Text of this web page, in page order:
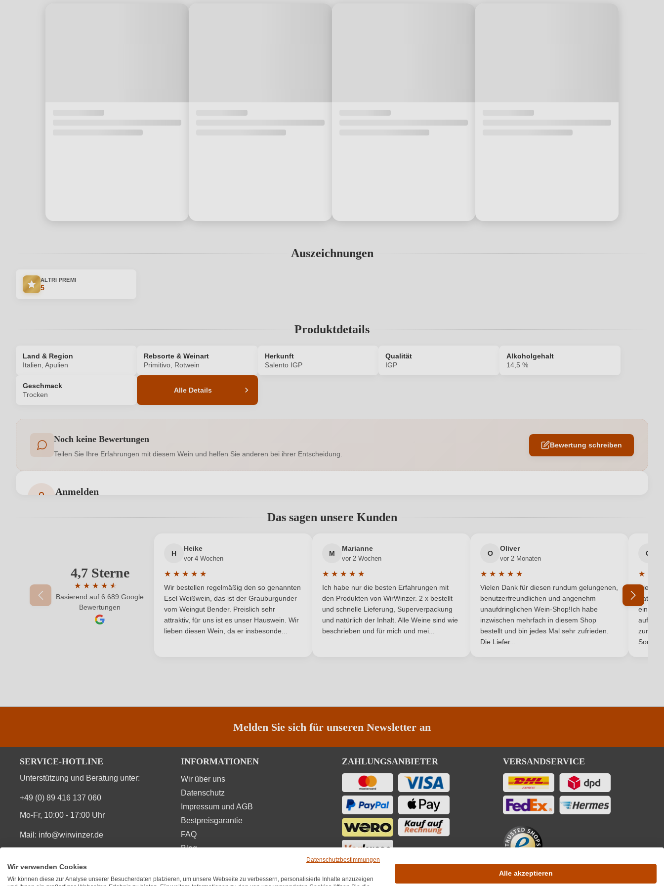
Auszeichnungen
ALTRI PREMI
5
Produktdetails
Land & Region
Italien, Apulien
Rebsorte & Weinart
Primitivo, Rotwein
Herkunft
Salento IGP
Qualität
IGP
Alkoholgehalt
14,5 %
Geschmack
Trocken
Alle Details
Allergene Großes Eichenfass
Geographische Angabe Trocken
Rebsorte Primitivo
Traubenfarbe Rot
Weinart Rotwein
Noch keine Bewertungen
Teilen Sie Ihre Erfahrungen mit diesem Wein und helfen Sie anderen bei ihrer Entscheidung.
Bewertung schreiben
Anmelden
Ihre E-Mail-Adresse
Ihr Passwort
Ich habe mein Passwort vergessen
Das sagen unsere Kunden
4,7 Sterne
★ ★ ★ ★ ★
★
Durchschnittliche Bewertung von 4.7 von 5 Sternen
Basierend auf 6.689 Google
Bewertungen
H
Heike
vor 4 Wochen
★ ★ ★ ★ ★
Durchschnittliche Bewertung von 5 von 5 Sternen
Wir bestellen regelmäßig den so genannten
Esel Weißwein, das ist der Grauburgunder
vom Weingut Bender. Preislich sehr
attraktiv, für uns ist es unser Hauswein. Wir
lieben diesen Wein, da er insbesonde...
M
Marianne
vor 2 Wochen
★ ★ ★ ★ ★
Durchschnittliche Bewertung von 5 von 5 Sternen
Ich habe nur die besten Erfahrungen mit
den Produkten von WirWinzer. 2 x bestellt
und schnelle Lieferung, Superverpackung
und natürlich der Inhalt. Alle Weine sind wie
beschrieben und für mich und mei...
O
Oliver
vor 2 Monaten
★ ★ ★ ★ ★
Durchschnittliche Bewertung von 5 von 5 Sternen
Vielen Dank für diesen rundum gelungenen,
benutzerfreundlichen und angenehm
unaufdringlichen Wein-Shop!Ich habe
inzwischen mehrfach in diesem Shop
bestellt und bin jedes Mal sehr zufrieden.
Die Liefer...
G
★ ★
Die
hat
einmal
auf
zurück
Son...
Melden Sie sich für unseren Newsletter an
SERVICE-HOTLINE
Unterstützung und Beratung unter:
+49 (0) 89 416 137 060
Mo-Fr, 10:00 - 17:00 Uhr
Mail: info@wirwinzer.de
INFORMATIONEN
Wir über uns
Datenschutz
Impressum und AGB
Bestpreisgarantie
FAQ
Blog
ZAHLUNGSANBIETER VERSANDSERVICE
SIE FINDEN UNS AUCH AUF BEWERTUNGEN
Datenschutzbestimmungen
Wir verwenden Cookies
Wir können diese zur Analyse unserer Besucherdaten platzieren, um unsere Webseite zu verbessern, personalisierte Inhalte anzuzeigen
Alle akzeptieren